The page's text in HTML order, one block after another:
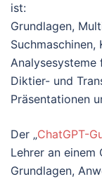
ist:
Grundlagen,
Suchmaschinen,
Analysesysteme
Diktier- und
Präsentationen
Der „ChatGPT-
Lehrer an
Grundlagen,